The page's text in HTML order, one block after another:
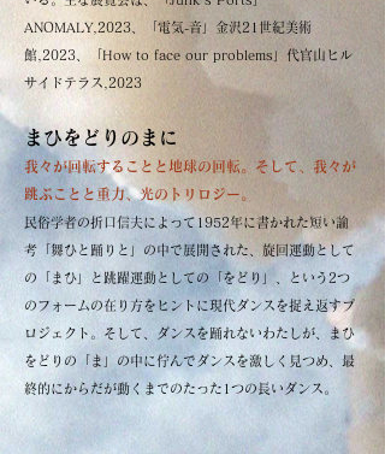
ANOMALY,2023、「電気-音」金沢21世紀美術
館,2023、「How to face our problems」代官山ヒル
サイドテラス,2023
まひをどりのまに
我々が回転することと地球の回転。そして、我々が
跳ぶことと重力、光のトリロジー。
民俗学者の折口信夫によって1952年に書かれた短い論
考「舞ひと踊りと」の中で展開された、旋回運動として
の「まひ」と跳躍運動としての「をどり」、という2つ
のフォームの在り方をヒントに現代ダンスを捉え返すプ
ロジェクト。そして、ダンスを踊れないわたしが、まひ
をどりの「ま」の中に佇んでダンスを激しく見つめ、最
終的にからだが動くまでのたった1つの長いダンス。